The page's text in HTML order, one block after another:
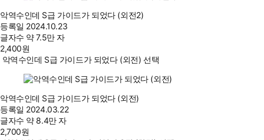
악역수인데 S급 가이드가 되었다 (외전2)
등록일 2024.10.23
글자수 약 7.5만 자
2,400원
악역수인데 S급 가이드가 되었다 (외전) 선택
악역수인데 S급 가이드가 되었다 (외전)
등록일 2024.03.22
글자수 약 8.4만 자
2,700원